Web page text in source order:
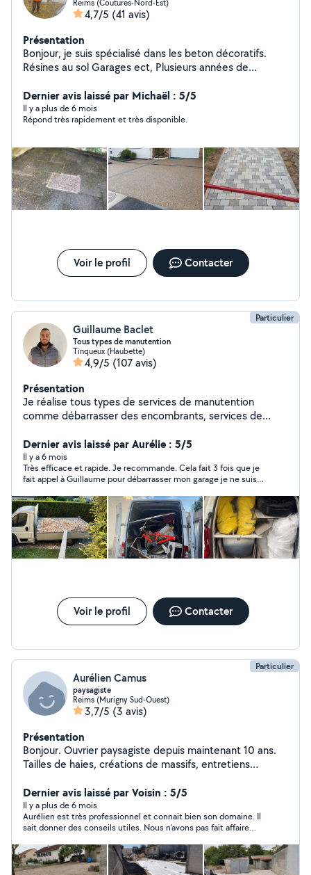
Reims (Coutures-Nord-Est)
4,7/5 (41 avis)
Présentation
Bonjour, je suis spécialisé dans les beton décoratifs.
Résines au sol Garages ect, Plusieurs années de
rigides/souples, Enduits, Placo, Carrelage, Pavé, Parquet
Stratifié, ect, ect, Béton : Béton Ciré, Désactive, Lave,
Imprimé, Coloré, Lisse, Boucharde, Balayé, Sablé, etc
Travaux" qui se situe a Reims Rénovation générale
Intérieure et extérieure, Pour toutes vos questions ou
renseignements ne hésiter pas à me contacter à tout
moment, Bien cordialement
Dernier avis laissé par Michaël : 5/5
Il y a plus de 6 mois
Répond très rapidement et très disponible.
Voir le profil Contacter
Particulier
Guillaume Baclet
Tous types de manutention
Tinqueux (Haubette)
4,9/5 (107 avis)
Présentation
Je réalise tous types de services de manutention
comme débarrasser des encombrants, services de
demande.
Dernier avis laissé par Aurélie : 5/5
Il y a 6 mois
Très efficace et rapide. Je recommande. Cela fait 3 fois que je
fait appel à Guillaume pour débarrasser mon garage je ne suis
Voir le profil Contacter
Particulier
Aurélien Camus
paysagiste
Reims (Murigny Sud-Ouest)
3,7/5 (3 avis)
Présentation
Bonjour. Ouvrier paysagiste depuis maintenant 10 ans.
Tailles de haies, créations de massifs, entretiens
débrouissaillage, création d'un aménagement paysager.
Dernier avis laissé par Voisin : 5/5
Il y a plus de 6 mois
Aurélien est très professionnel et connait bien son domaine. Il
sait donner des conseils utiles. Nous n'avons pas fait affaire
reviendrons vers Aurélien car on peut lui faire confiance.